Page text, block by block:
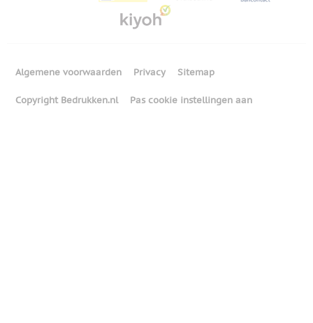
Algemene voorwaarden Privacy Sitemap
Copyright Bedrukken.nl Pas cookie instellingen aan